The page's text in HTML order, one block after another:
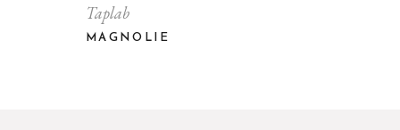
Taplab
MAGNOLIE